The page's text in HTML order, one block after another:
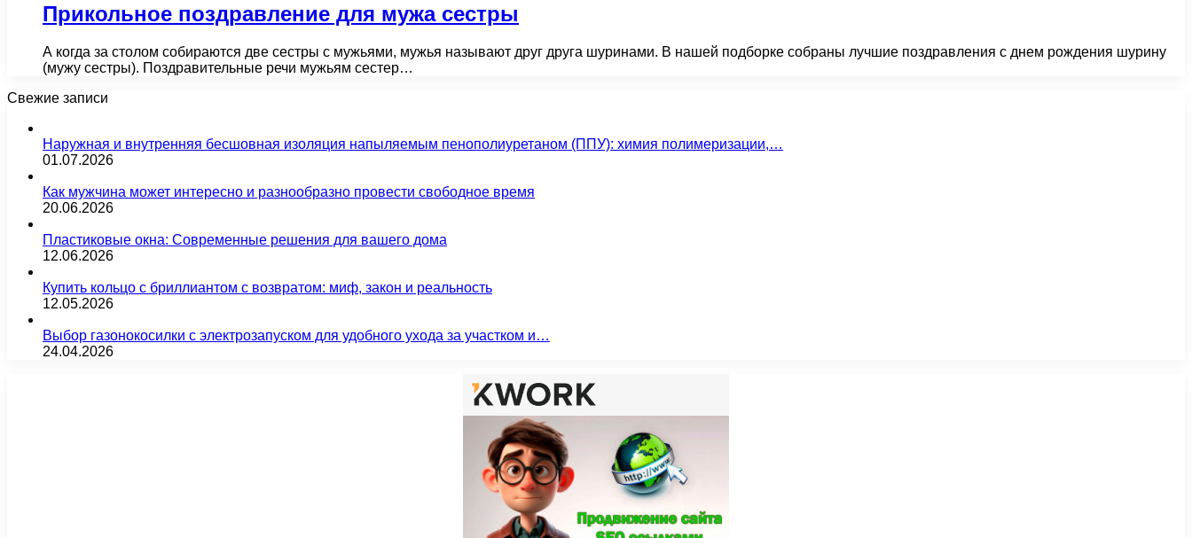
Прикольное поздравление для мужа сестры
А когда за столом собираются две сестры с мужьями, мужья называют друг друга шуринами. В нашей подборке собраны лучшие поздравления с днем рождения шурину
(мужу сестры). Поздравительные речи мужьям сестер…
Свежие записи
Наружная и внутренняя бесшовная изоляция напыляемым пенополиуретаном (ППУ): химия полимеризации,…
01.07.2026
Как мужчина может интересно и разнообразно провести свободное время
20.06.2026
Пластиковые окна: Современные решения для вашего дома
12.06.2026
Купить кольцо с бриллиантом с возвратом: миф, закон и реальность
12.05.2026
Выбор газонокосилки с электрозапуском для удобного ухода за участком и…
24.04.2026